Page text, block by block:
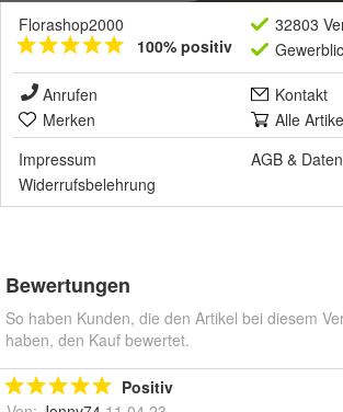
Florashop2000
100% positiv
32803
Anrufen
Kontakt
Merken
Alle
Impressum
AGB &
Widerrufsbelehrung
Bewertungen
So haben Kunden, die den Artikel bei diesem
haben, den Kauf bewertet.
Positiv